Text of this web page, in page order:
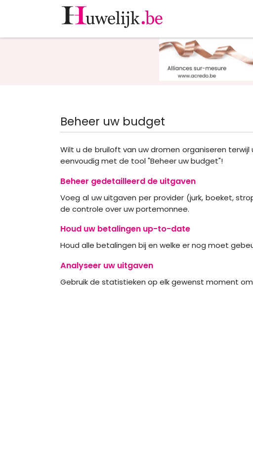
Beheer uw budget
Wilt u de bruiloft van uw dromen organiseren
eenvoudig met de tool "Beheer uw budget"!
Beheer gedetailleerd de uitgaven
Voeg al uw uitgaven per provider (jurk, boeket,
de controle over uw portemonnee.
Houd uw betalingen up-to-date
Houd alle betalingen bij en welke er nog moet
Analyseer uw uitgaven
Gebruik de statistieken op elk gewenst moment